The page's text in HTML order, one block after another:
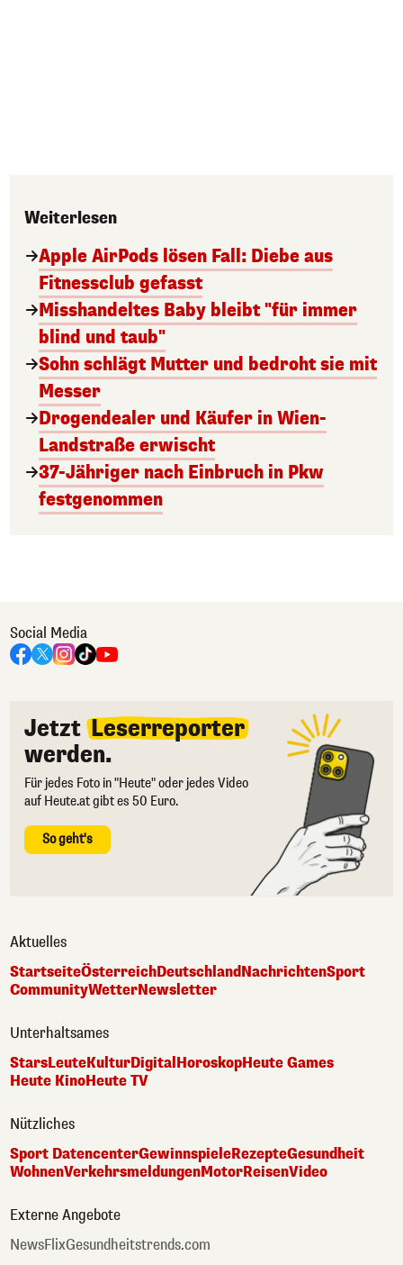
Weiterlesen
Apple AirPods lösen Fall: Diebe aus
Fitnessclub gefasst
Misshandeltes Baby bleibt "für immer
blind und taub"
Sohn schlägt Mutter und bedroht sie mit
Messer
Drogendealer und Käufer in Wien-
Landstraße erwischt
37-Jähriger nach Einbruch in Pkw
festgenommen
Social Media
Jetzt Leserreporter
werden.
Für jedes Foto in "Heute" oder jedes Video
auf Heute.at gibt es 50 Euro.
So geht's
Aktuelles
StartseiteÖsterreichDeutschlandNachrichtenSport
CommunityWetterNewsletter
Unterhaltsames
StarsLeuteKulturDigitalHoroskopHeute Games
Heute KinoHeute TV
Nützliches
Sport DatencenterGewinnspieleRezepteGesundheit
WohnenVerkehrsmeldungenMotorReisenVideo
Externe Angebote
NewsFlixGesundheitstrends.com